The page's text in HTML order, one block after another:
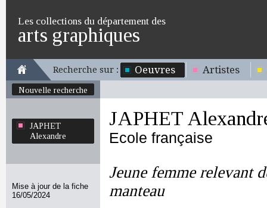
Les collections du département des
arts graphiques
Recherche sur : Oeuvres Artistes
Nouvelle recherche
JAPHET
Alexandre
Mise à jour de la fiche
16/05/2024
JAPHET
Ecole française
Jeune femme relevant
manteau